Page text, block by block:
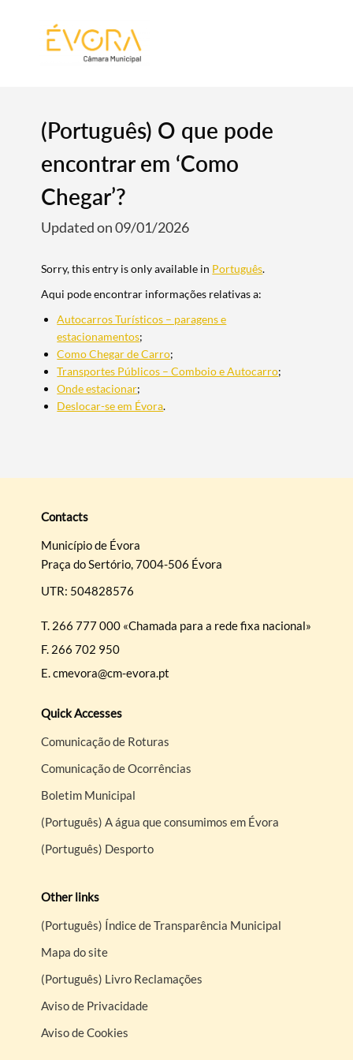
Categories
Filters
(Português) O que pode
encontrar em ‘Como
Chegar’?
Updated on 09/01/2026
Sorry, this entry is only available in Português.
Aqui pode encontrar informações relativas a:
Autocarros Turísticos – paragens e
estacionamentos;
Como Chegar de Carro;
Transportes Públicos – Comboio e Autocarro;
Onde estacionar;
Deslocar-se em Évora.
Contacts
Município de Évora
Praça do Sertório, 7004-506 Évora
UTR: 504828576
T. 266 777 000 «Chamada para a rede fixa nacional»
F. 266 702 950
E.cmevora@cm-evora.pt
Quick Accesses
Comunicação de Roturas
Comunicação de Ocorrências
Boletim Municipal
(Português) A água que consumimos em Évora
(Português) Desporto
Other links
(Português) Índice de Transparência Municipal
Mapa do site
(Português) Livro Reclamações
Aviso de Privacidade
Aviso de Cookies